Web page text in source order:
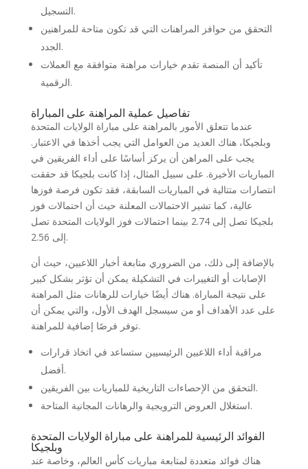
التسجيل.
التحقق من حوافز المراهنات التي قد تكون متاحة للمراهنين
الجدد.
تأكيد أن المنصة تقدم خيارات مراهنة متوافقة مع العملات
الرقمية.
تفاصيل عملية المراهنة على المباراة
عندما تتعلق الأمور بالمراهنة على مباراة الولايات المتحدة
وبلجيكا، هناك العديد من العوامل التي يجب أخذها في الاعتبار.
يجب على المراهن أن يركز أساسًا على أداء الفريقين في
المباريات الأخيرة. على سبيل المثال، إذا كانت بلجيكا قد حققت
انتصارات متتالية في المباريات السابقة، فقد تكون فرصة فوزها
عالية، كما تشير الاحتمالات المعلنة حيث أن احتمالات فوز
بلجيكا تصل إلى 2.74 بينما احتمالات فوز الولايات المتحدة تصل
إلى 2.56.
بالإضافة إلى ذلك، من الضروري متابعة أخبار اللاعبين، حيث أن
الإصابات أو التغييرات في التشكيلة يمكن أن تؤثر بشكل كبير
على نتيجة المباراة. هناك أيضًا خيارات للرهانات مثل المراهنة
على عدد الأهداف أو من سيسجل الهدف الأول، والتي يمكن أن
توفر فرصًا إضافية للمراهنة.
مراقبة أداء اللاعبين الرئيسيين ستساعد في اتخاذ قرارات
أفضل.
التحقق من الإحصاءات التاريخية للمباريات بين الفريقين.
استغلال العروض الترويجية والرهانات المجانية المتاحة.
الفوائد الرئيسية للمراهنة على مباراة الولايات المتحدة
وبلجيكا
هناك فوائد متعددة لمتابعة مباريات كأس العالم، وخاصة عند